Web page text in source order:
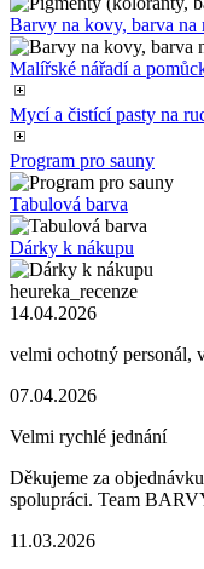
Barvy na kovy, barva na
Malířské nářadí a
Mycí a čistící pasty na
Program pro sauny
Tabulová barva
Dárky k nákupu
heureka_recenze
14.04.2026
velmi ochotný personál,
07.04.2026
Velmi rychlé jednání
Děkujeme za
spolupráci. Team
11.03.2026